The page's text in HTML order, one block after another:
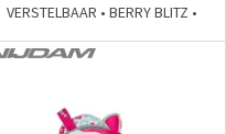
VERSTELBAAR • BERRY BLITZ •